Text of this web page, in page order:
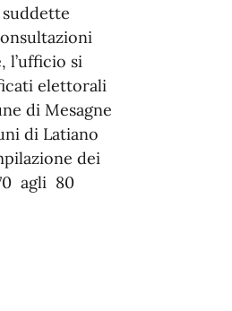
suddette
l’ufficio si
elettorali
di Mesagne
di Latiano
dei
agli 80